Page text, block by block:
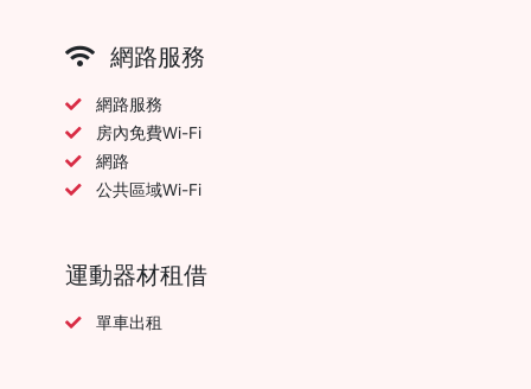
網路服務
網路服務
房內免費Wi-Fi
網路
公共區域Wi-Fi
運動器材租借
單車出租